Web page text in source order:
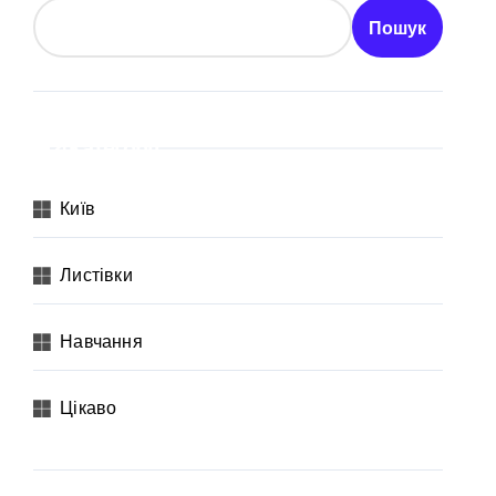
постраждалих
Пошук
Київ
Листівки
Навчання
Цікаво